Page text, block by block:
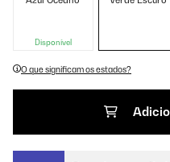
Disponível
O que significam os estados?